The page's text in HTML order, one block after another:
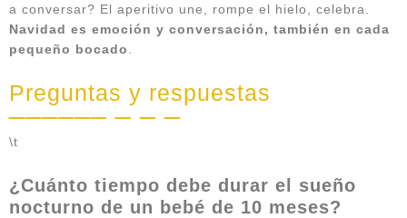
a conversar? El aperitivo une, rompe el hielo, celebra.
Navidad es emoción y conversación, también en cada
pequeño bocado
Preguntas y respuestas
\t
¿Cuánto tiempo debe durar el sueño
nocturno de un bebé de 10 meses?